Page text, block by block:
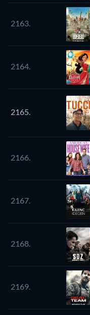
2163.
2164.
2165.
2166.
2167.
2168.
2169.